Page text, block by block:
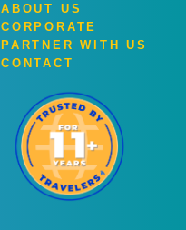
ABOUT US
CORPORATE
PARTNER WITH US
CONTACT